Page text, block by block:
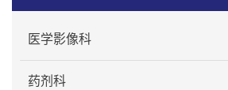
医学影像科
药剂科